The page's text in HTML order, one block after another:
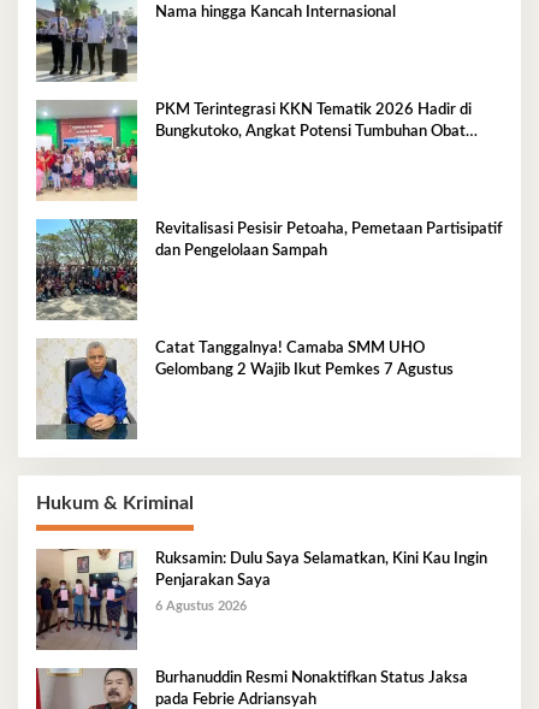
Nama hingga Kancah Internasional
PKM Terintegrasi KKN Tematik 2026 Hadir di
Bungkutoko, Angkat Potensi Tumbuhan Obat
Revitalisasi Pesisir Petoaha, Pemetaan Partisipatif
dan Pengelolaan Sampah
Catat Tanggalnya! Camaba SMM UHO
Gelombang 2 Wajib Ikut Pemkes 7 Agustus
Hukum & Kriminal
Ruksamin: Dulu Saya Selamatkan, Kini Kau Ingin
Penjarakan Saya
6 Agustus 2026
Burhanuddin Resmi Nonaktifkan Status Jaksa
pada Febrie Adriansyah